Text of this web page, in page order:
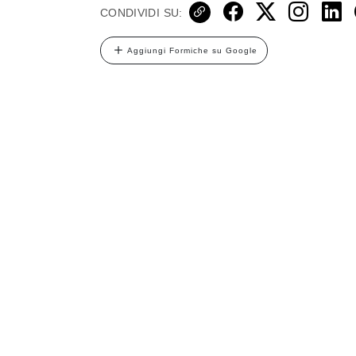
CONDIVIDI SU:
Aggiungi Formiche su Google